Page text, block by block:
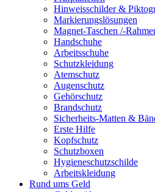
Hinweisschilder &
Markierungslösungen
Magnet-Taschen /-
Handschuhe
Arbeitsschuhe
Schutzkleidung
Atemschutz
Augenschutz
Gehörschutz
Brandschutz
Sicherheits-Matten &
Erste Hilfe
Kopfschutz
Schutzboxen
Hygieneschutzschilde
Arbeitskleidung
Rund ums Geld